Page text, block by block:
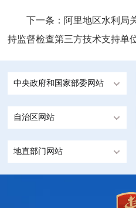
下一条： 阿里地区水利局
持监督检查第三方技术支持单
中央政府和国家部委网站
自治区网站
地直部门网站